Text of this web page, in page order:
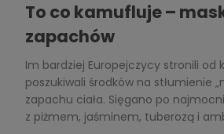
To co kamufluje –
zapachów
Im bardziej Europejczycy stronili od
poszukiwali środków na stłumienie
zapachu ciała. Sięgano po
z piżmem, jaśminem, tuberozą i